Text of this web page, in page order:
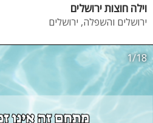
וילה חוצות ירושלים
ירושלים והשפלה, ירושלים
1/18